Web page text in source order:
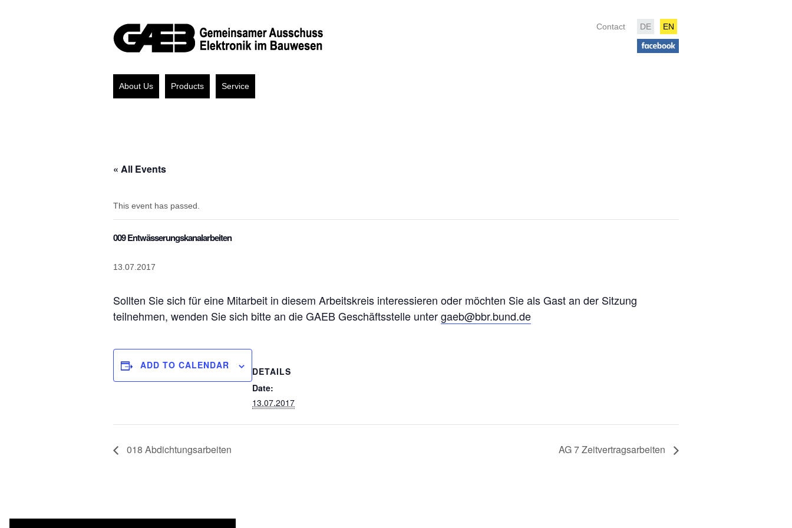
Contact DE EN
About Us Products Service
« All Events
This event has passed.
009 Entwässerungskanalarbeiten
13.07.2017
Sollten Sie sich für eine Mitarbeit in diesem Arbeitskreis interessieren oder möchten Sie als Gast an der Sitzung
teilnehmen, wenden Sie sich bitte an die GAEB Geschäftsstelle untergaeb@bbr.bund.de
ADD TO CALENDAR
DETAILS
Date:
13.07.2017
018 Abdichtungsarbeiten AG 7 Zeitvertragsarbeiten